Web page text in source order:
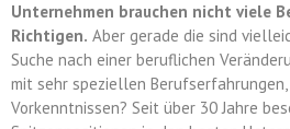
Unternehmen brauchen nicht viele
Richtigen. Aber gerade die sind
Suche nach einer beruflichen
mit sehr speziellen
Vorkenntnissen? Seit über 30 Jahre